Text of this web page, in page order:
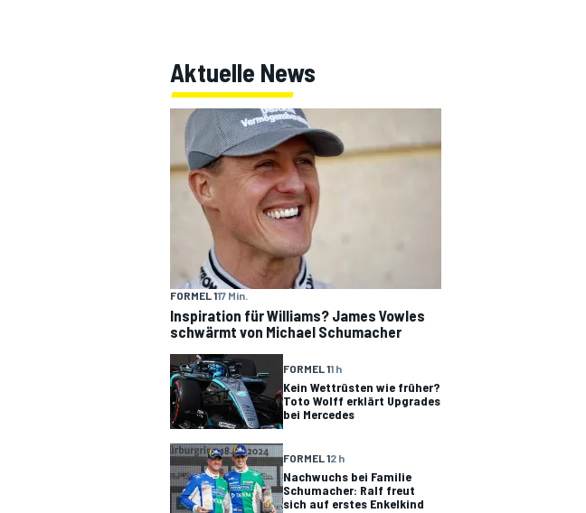
Aktuelle News
FORMEL 117 Min.
Inspiration für Williams? James Vowles
schwärmt von Michael Schumacher
FORMEL 11 h
Kein Wettrüsten wie früher?
Toto Wolff erklärt Upgrades
bei Mercedes
FORMEL 12 h
Nachwuchs bei Familie
Schumacher: Ralf freut
sich auf erstes Enkelkind